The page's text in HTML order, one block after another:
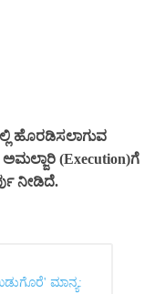
ಹೊರಡಿಸಲಾಗುವ
(Execution)ಗೆ
ನೀಡಿದೆ.
ಮಾನ್ಯ: